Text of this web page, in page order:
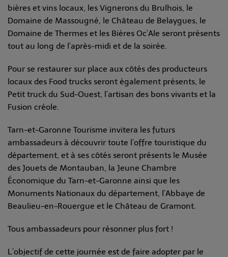
bières et vins locaux, les Vignerons du Brulhois, le
Domaine de Massougné, le Château de Belaygues, le
Domaine de Thermes et les Bières Oc’Ale seront présents
tout au long de l’après-midi et de la soirée.
Pour se restaurer sur place aux côtés des producteurs
locaux des Food trucks seront également présents, le
Petit truck du Sud-Ouest, l’artisan des bons vivants et la
Fusion créole.
Tarn-et-Garonne Tourisme invitera les futurs
ambassadeurs à découvrir toute l’offre touristique du
département, et à ses côtés seront présents le Musée
des Jouets de Montauban, la Jeune Chambre
Économique du Tarn-et-Garonne ainsi que les
Monuments Nationaux du département, l’Abbaye de
Beaulieu-en-Rouergue et le Château de Gramont.
Tous ambassadeurs pour résonner plus fort !
L’objectif de cette journée est de faire adopter par le